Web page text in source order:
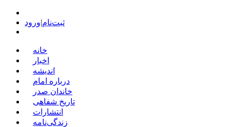
ثبت‌نام|ورود
خانه
اخبار
اندیشه
درباره امام
خاندان صدر
تاریخ شفاهی
انتشارات
زندگی‌نامه